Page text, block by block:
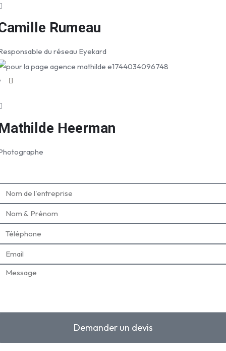
Rumeau
​du réseau Eyekard
Heerman
Demander un devis